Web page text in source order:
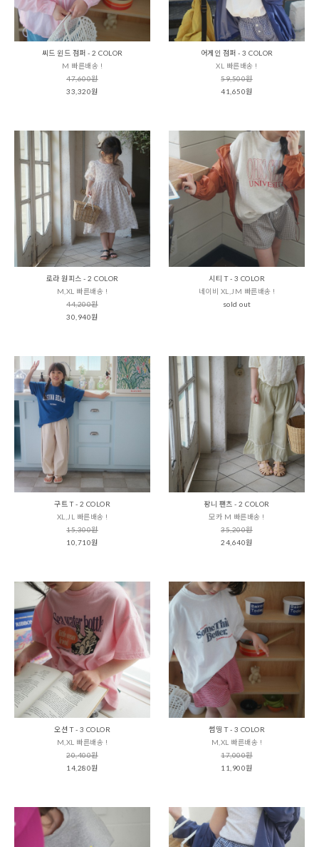
씨드 윈드 점퍼 - 2 COLOR
M 빠른배송 !
47,600원
33,320원
어게인 점퍼 - 3 COLOR
XL 빠른배송 !
59,500원
41,650원
로라 원피스 - 2 COLOR
M,XL 빠른배송 !
44,200원
30,940원
시티 T - 3 COLOR
네이비 XL,JM 빠른배송 !
sold out
구트 T - 2 COLOR
XL,JL 빠른배송 !
15,300원
10,710원
팡니 팬츠 - 2 COLOR
모카 M 빠른배송 !
35,200원
24,640원
오션 T - 3 COLOR
M,XL 빠른배송 !
20,400원
14,280원
썸띵 T - 3 COLOR
M,XL 빠른배송 !
17,000원
11,900원